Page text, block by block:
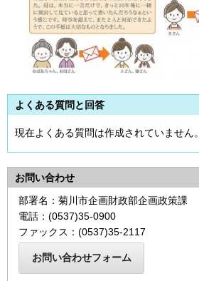
よくある質問と回答
現在よくある質問は作成されていません。
お問い合わせ
部署名：菊川市企画財政部企画政策課
電話：(0537)35-0900
ファックス：(0537)35-2117